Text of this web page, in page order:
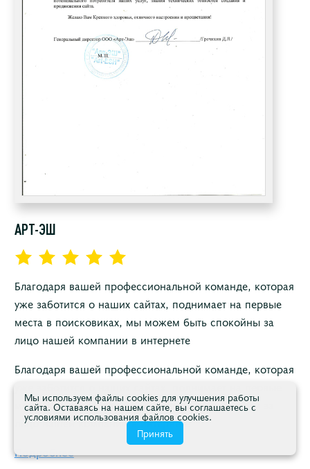
АРТ-ЭШ
Благодаря вашей профессиональной команде, которая
уже заботится о наших сайтах, поднимает на первые
места в поисковиках, мы можем быть спокойны за
лицо нашей компании в интернете
Благодаря вашей профессиональной команде, которая
места в поисковиках, мы можем быть спокойны за
лицо нашей компании в интернете
Подробнее
Мы используем файлы cookies для улучшения работы
сайта. Оставаясь на нашем сайте, вы соглашаетесь с
условиями использования файлов cookies.
Принять